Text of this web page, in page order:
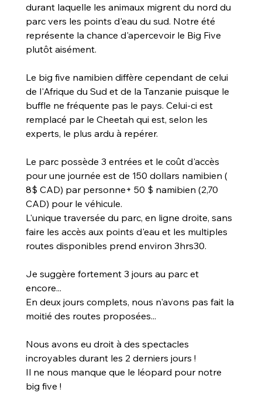
durant laquelle les animaux migrent du nord du
parc vers les points d'eau du sud. Notre été
représente la chance d'apercevoir le Big Five
plutôt aisément.
Le big five namibien diffère cependant de celui
de l'Afrique du Sud et de la Tanzanie puisque le
buffle ne fréquente pas le pays. Celui-ci est
remplacé par le Cheetah qui est, selon les
experts, le plus ardu à repérer.
Le parc possède 3 entrées et le coût d'accès
pour une journée est de 150 dollars namibien (
8$ CAD) par personne+ 50 $ namibien (2,70
CAD) pour le véhicule.
L'unique traversée du parc, en ligne droite, sans
faire les accès aux points d'eau et les multiples
routes disponibles prend environ 3hrs30.
Je suggère fortement 3 jours au parc et
encore...
En deux jours complets, nous n'avons pas fait la
moitié des routes proposées...
Nous avons eu droit à des spectacles
incroyables durant les 2 derniers jours !
Il ne nous manque que le léopard pour notre
big five !